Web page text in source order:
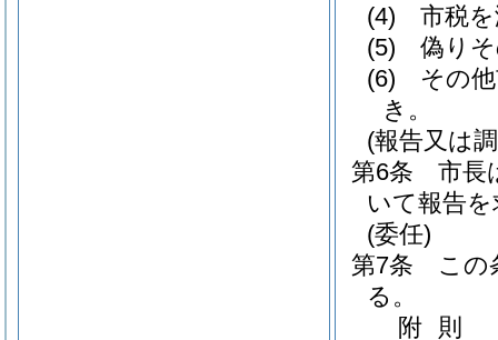
(4)
市税
(5)
偽り
(6)
その
き。
(報告又は
第6条
市長
いて報告
(委任)
第7条
この
る。
附 則